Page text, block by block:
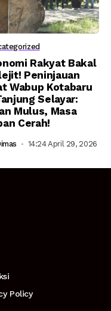
Rakyat Bakal
Peninjauan
Wabup Kotabaru
Selayar:
Mulus, Masa
Cerah!
14:24 April 29, 2026
Policy